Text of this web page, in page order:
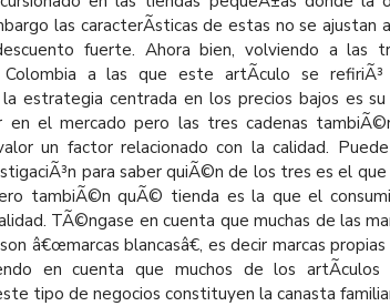
las caracterÃ­sticas de estas no se ajustan
fuerte. Ahora bien, volviendo a las
Colombia a las que este artÃ­culo se refiriÃ³
estrategia centrada en los precios bajos es
en el mercado pero las tres cadenas
un factor relacionado con la calidad.
para saber quiÃ©n de los tres es el
tambiÃ©n quÃ© tienda es la que el
TÃ©ngase en cuenta que muchas de las
â€œmarcas blancasâ€, es decir marcas
en cuenta que muchos de los artÃ­culos
tipo de negocios constituyen la canasta